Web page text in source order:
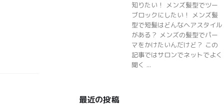
知りたい！ メンズ髪型でツー
ブロックにしたい！ メンズ髪
型で短髪はどんなヘアスタイル
がある？ メンズの髪型でパー
マをかけたいんだけど？ この
記事ではサロンでネットでよく
聞く ...
最近の投稿